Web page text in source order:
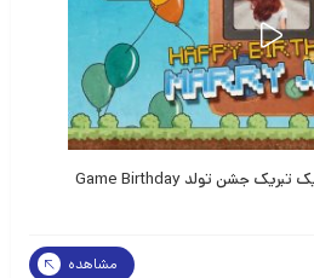
پروژه آماده افترافکت موشن گرافیک تبریک جشن تولد Game Birthday
مشاهده